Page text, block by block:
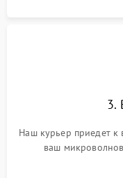
3.
Наш курьер приедет к
ваш